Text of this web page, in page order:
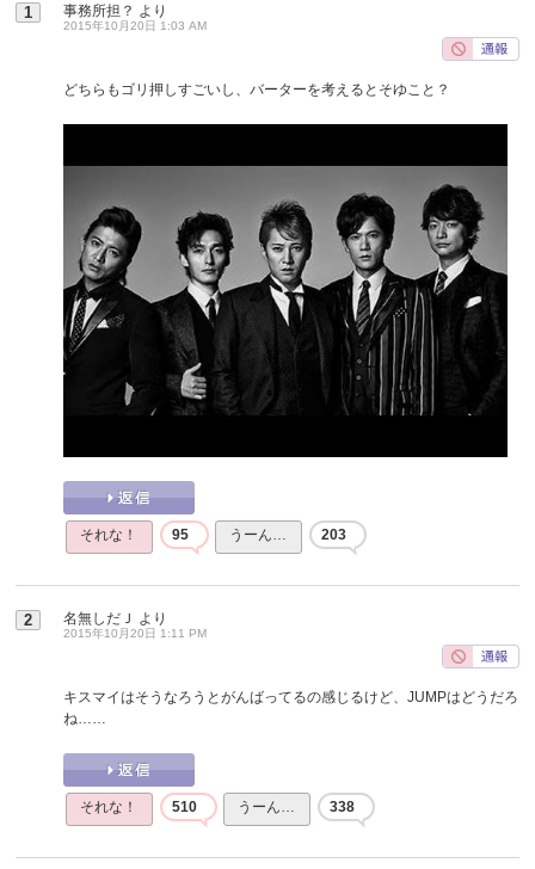
1 事務所担？ より
2015年10月20日 1:03 AM
どちらもゴリ押しすごいし、バーターを考えるとそゆこと？
それな！ 95 うーん… 203
2 名無しだＪ より
2015年10月20日 1:11 PM
キスマイはそうなろうとがんばってるの感じるけど、JUMPはどうだろ
ね……
それな！ 510 うーん… 338